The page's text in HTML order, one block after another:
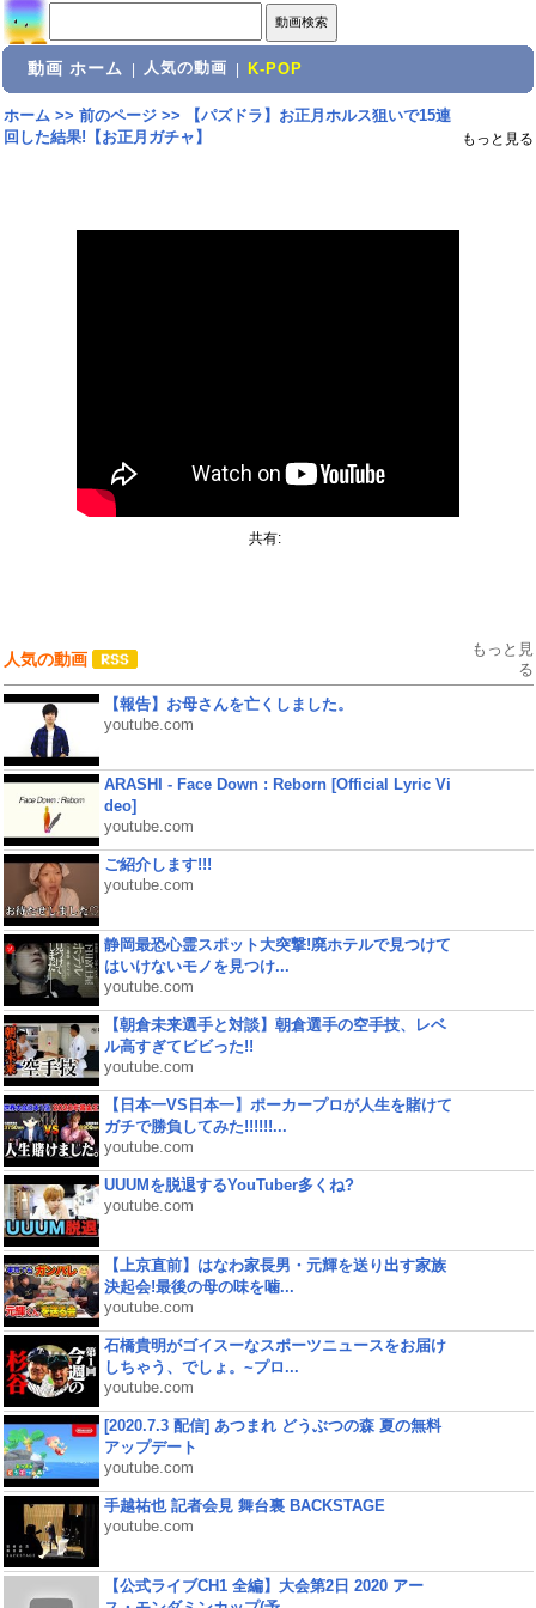
動画 ホーム 人気の動画 K-POP
ホーム>> 前のページ>>
【パズドラ】お正月ホルス狙いで15連
回した結果!【お正月ガチャ】
もっと見る
共有:
人気の動画
もっと見
る
【報告】お母さんを亡くしました。
youtube.com
ARASHI - Face Down : Reborn [Official Lyric Vi
deo]
youtube.com
ご紹介します!!!
youtube.com
静岡最恐心霊スポット大突撃!廃ホテルで見つけて
はいけないモノを見つけ...
youtube.com
【朝倉未来選手と対談】朝倉選手の空手技、レベ
ル高すぎてビビった!!
youtube.com
【日本一VS日本一】ポーカープロが人生を賭けて
ガチで勝負してみた!!!!!!...
youtube.com
UUUMを脱退するYouTuber多くね?
youtube.com
【上京直前】はなわ家長男・元輝を送り出す家族
決起会!最後の母の味を噛...
youtube.com
石橋貴明がゴイスーなスポーツニュースをお届け
しちゃう、でしょ。~プロ...
youtube.com
[2020.7.3 配信] あつまれ どうぶつの森 夏の無料
アップデート
youtube.com
手越祐也 記者会見 舞台裏 BACKSTAGE
youtube.com
【公式ライブCH1 全編】大会第2日 2020 アー